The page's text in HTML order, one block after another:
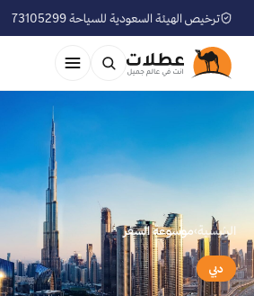
ترخيص الهيئة السعودية للسياحة 73105299
الرئيسية›موسوعة السفر
دبي